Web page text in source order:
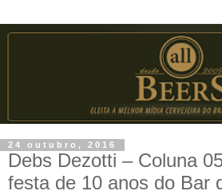
24 outubro, 2016
Debs Dezotti – Coluna
festa de 10 anos do Bar